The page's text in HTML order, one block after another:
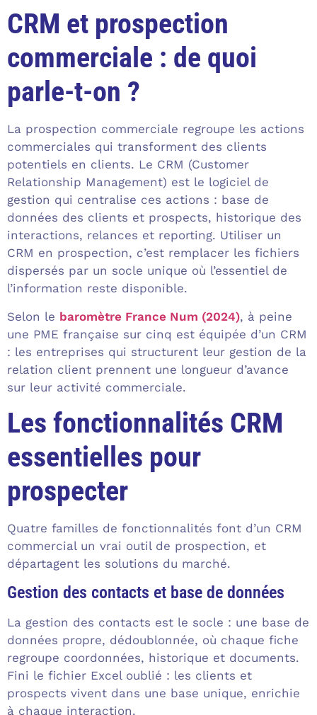
CRM et prospection
commerciale : de quoi
parle-t-on ?
La prospection commerciale regroupe les actions
commerciales qui transforment des clients
potentiels en clients. Le CRM (Customer
Relationship Management) est le logiciel de
gestion qui centralise ces actions : base de
données des clients et prospects, historique des
interactions, relances et reporting. Utiliser un
CRM en prospection, c’est remplacer les fichiers
dispersés par un socle unique où l’essentiel de
l’information reste disponible.
Selon le baromètre France Num (2024), à peine
une PME française sur cinq est équipée d’un CRM
: les entreprises qui structurent leur gestion de la
relation client prennent une longueur d’avance
sur leur activité commerciale.
Les fonctionnalités CRM
essentielles pour
prospecter
Quatre familles de fonctionnalités font d’un CRM
commercial un vrai outil de prospection, et
départagent les solutions du marché.
Gestion des contacts et base de données
La gestion des contacts est le socle : une base de
données propre, dédoublonnée, où chaque fiche
regroupe coordonnées, historique et documents.
Fini le fichier Excel oublié : les clients et
prospects vivent dans une base unique, enrichie
à chaque interaction.